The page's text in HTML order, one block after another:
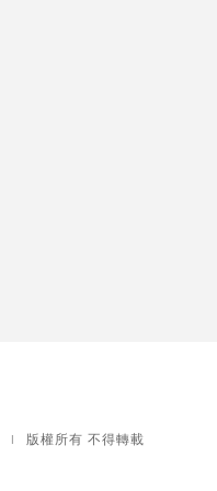
版權所有 不得轉載